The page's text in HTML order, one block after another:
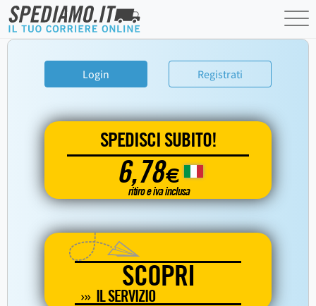
Login Registrati
SPEDISCI SUBITO!
6,78€
ritiro e iva inclusa
SCOPRI
IL SERVIZIO